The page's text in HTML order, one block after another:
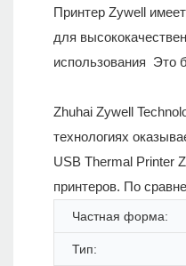
Принтер Zywell
для
использования Это
Zhuhai Zywell
технологиях
USB Thermal Printer
принтеров. По
Частная форма:
Тип: